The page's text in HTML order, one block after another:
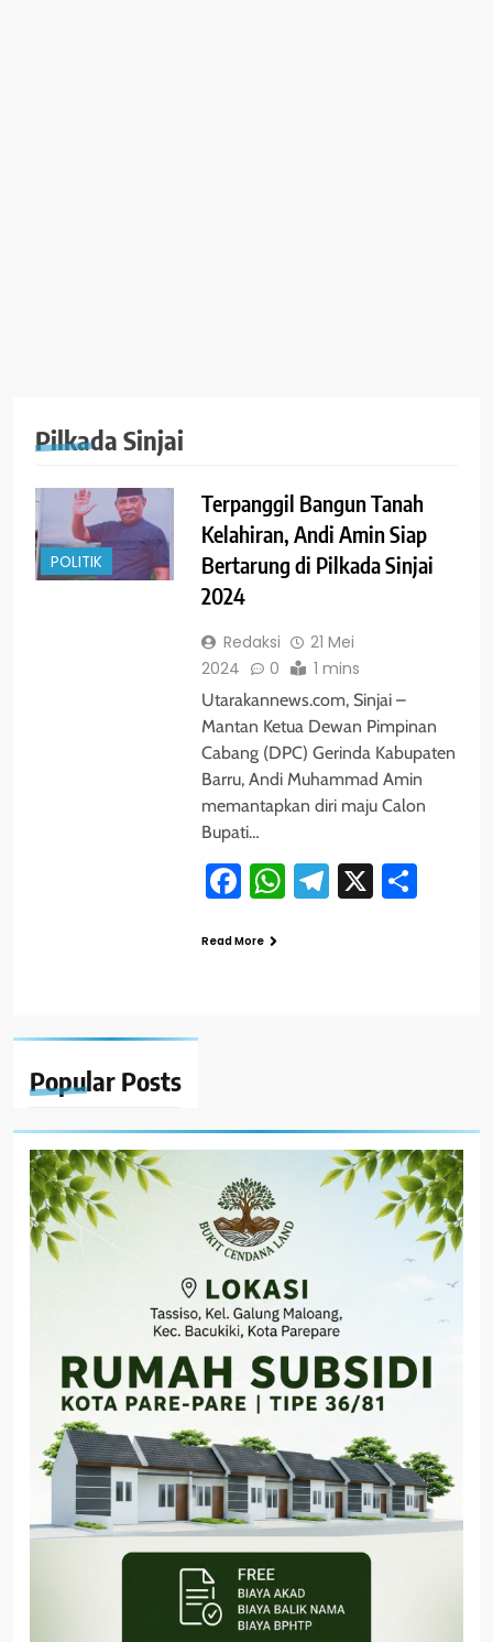
Popular Posts
Pilkada Sinjai
POLITIK
Terpanggil Bangun Tanah
Kelahiran, Andi Amin Siap
Bertarung di Pilkada Sinjai
2024
Redaksi
21 Mei
2024
0 1 mins
Utarakannews.com, Sinjai –
Mantan Ketua Dewan Pimpinan
Cabang (DPC) Gerinda Kabupaten
Barru, Andi Muhammad Amin
memantapkan diri maju Calon
Bupati…
Facebook
WhatsApp
Telegram
X
Read More